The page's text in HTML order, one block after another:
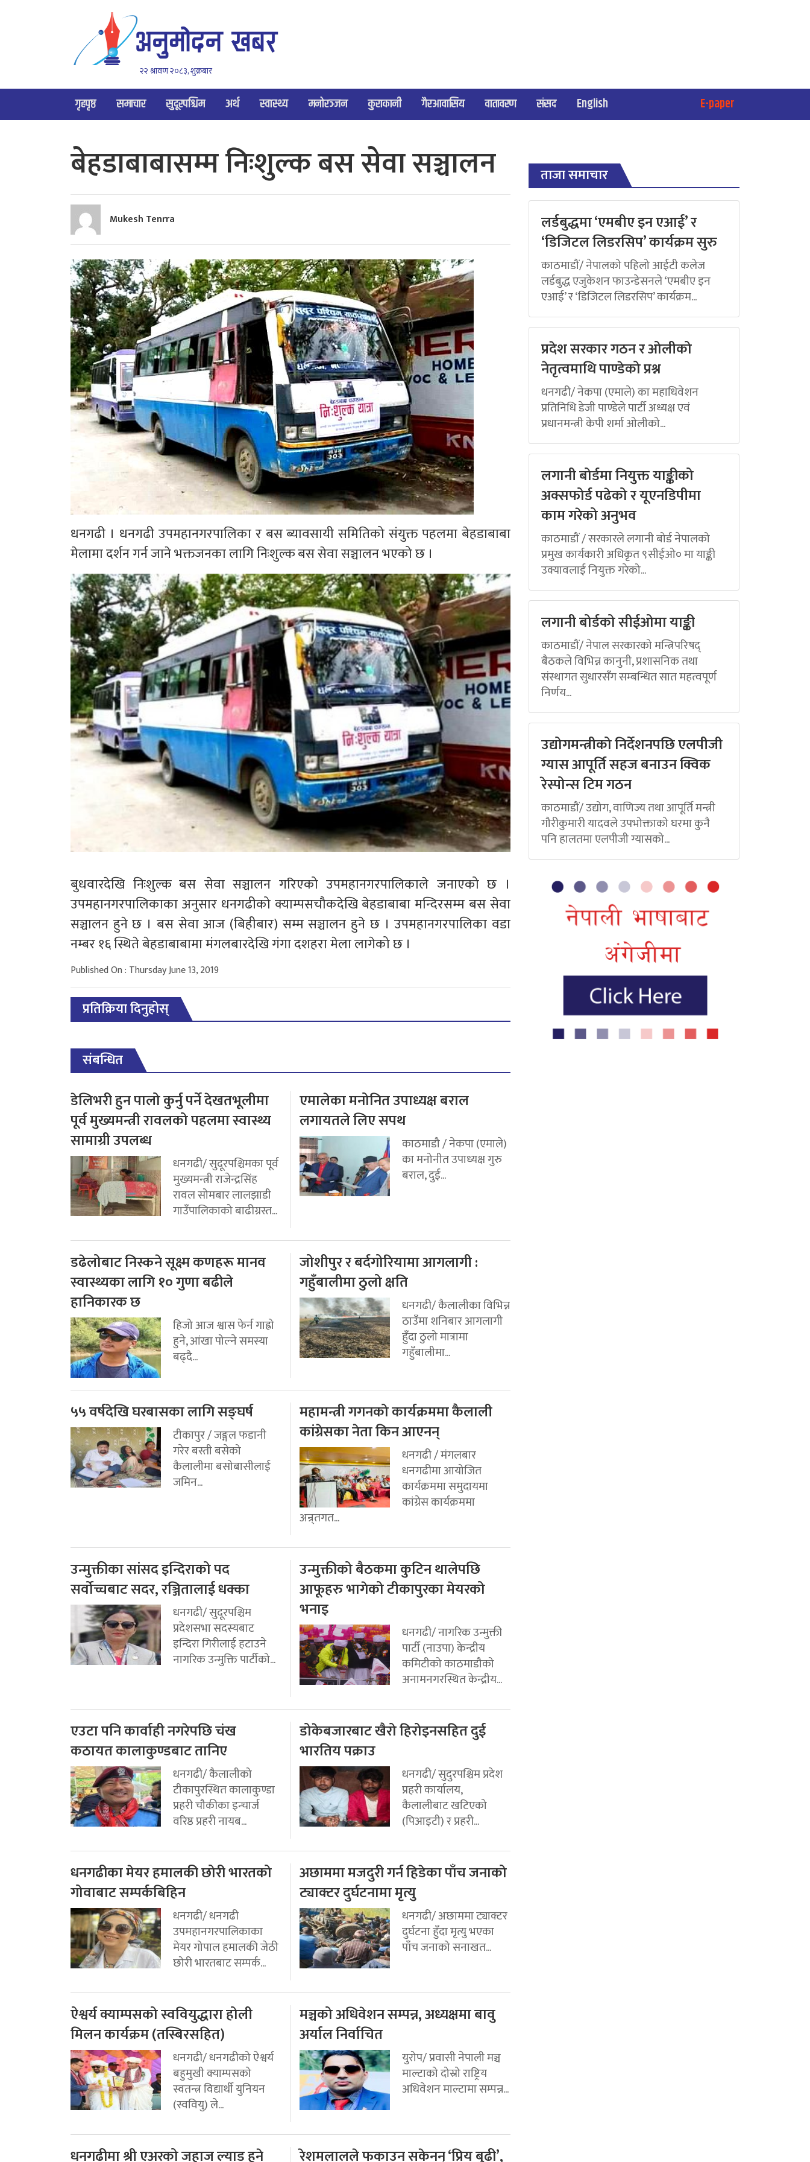
२२ श्रावण २०८३, शुक्रबार
गृहपृष्ठ समाचार सुदूरपश्चिम अर्थ स्वास्थ्य मनोरञ्जन कुराकानी गैरआवासिय वातावरण संसद English E-paper
बेहडाबाबासम्म निःशुल्क बस सेवा सञ्चालन
Mukesh Tenrra
धनगढी । धनगढी उपमहानगरपालिका र बस ब्यावसायी समितिको संयुक्त पहलमा बेहडाबाबा
मेलामा दर्शन गर्न जाने भक्तजनका लागि निःशुल्क बस सेवा सञ्चालन भएको छ ।
बुधवारदेखि निःशुल्क बस सेवा सञ्चालन गरिएको उपमहानगरपालिकाले जनाएको छ ।
उपमहानगरपालिकाका अनुसार धनगढीको क्याम्पसचौकदेखि बेहडाबाबा मन्दिरसम्म बस सेवा
सञ्चालन हुने छ । बस सेवा आज (बिहीबार) सम्म सञ्चालन हुने छ । उपमहानगरपालिका वडा
नम्बर १६ स्थिते बेहडाबाबामा मंगलबारदेखि गंगा दशहरा मेला लागेको छ ।
Published On : Thursday June 13, 2019
प्रतिक्रिया दिनुहोस्
संबन्धित
डेलिभरी हुन पालो कुर्नु पर्ने देखतभूलीमा
पूर्व मुख्यमन्त्री रावलको पहलमा स्वास्थ्य
सामाग्री उपलब्ध
धनगढी/ सुदूरपश्चिमका पूर्व
मुख्यमन्त्री राजेन्द्रसिंह
रावल सोमबार लालझाडी
गाउँपालिकाको बाढीग्रस्त...
एमालेका मनोनित उपाध्यक्ष बराल
लगायतले लिए सपथ
काठमाडौ / नेकपा (एमाले)
का मनोनीत उपाध्यक्ष गुरु
बराल, दुई...
डढेलोबाट निस्कने सूक्ष्म कणहरू मानव
स्वास्थ्यका लागि १० गुणा बढीले
हानिकारक छ
हिजो आज श्वास फेर्न गाह्रो
हुने, आंखा पोल्ने समस्या
बढ्दै...
जोशीपुर र बर्दगोरियामा आगलागी :
गहुँबालीमा ठुलो क्षति
धनगढी/ कैलालीका विभिन्न
ठाउँमा शनिबार आगलागी
हुँदा ठुलो मात्रामा
गहुँबालीमा...
५५ वर्षदेखि घरबासका लागि सङ्घर्ष
टीकापुर / जङ्गल फडानी
गरेर बस्ती बसेको
कैलालीमा बसोबासीलाई
जमिन...
महामन्त्री गगनको कार्यक्रममा कैलाली
कांग्रेसका नेता किन आएनन्
धनगढी / मंगलबार
धनगढीमा आयोजित
कार्यक्रममा समुदायमा
कांग्रेस कार्यक्रममा
अन्र्तगत...
उन्मुक्तीका सांसद इन्दिराको पद
सर्वोच्चबाट सदर, रञ्जितालाई धक्का
धनगढी/ सुदूरपश्चिम
प्रदेशसभा सदस्यबाट
इन्दिरा गिरीलाई हटाउने
नागरिक उन्मुक्ति पार्टीको...
उन्मुक्तीको बैठकमा कुटिन थालेपछि
आफूहरु भागेको टीकापुरका मेयरको
भनाइ
धनगढी/ नागरिक उन्मुक्ती
पार्टी (नाउपा) केन्द्रीय
कमिटीको काठमाडौको
अनामनगरस्थित केन्द्रीय...
एउटा पनि कार्वाही नगरेपछि चंख
कठायत कालाकुण्डबाट तानिए
धनगढी/ कैलालीको
टीकापुरस्थित कालाकुण्डा
प्रहरी चौकीका इन्चार्ज
वरिष्ठ प्रहरी नायब...
डोकेबजारबाट खैरो हिरोइनसहित दुई
भारतिय पक्राउ
धनगढी/ सुदुरपश्चिम प्रदेश
प्रहरी कार्यालय,
कैलालीबाट खटिएको
(पिआइटी) र प्रहरी...
धनगढीका मेयर हमालकी छोरी भारतको
गोवाबाट सम्पर्कबिहिन
धनगढी/ धनगढी
उपमहानगरपालिकाका
मेयर गोपाल हमालकी जेठी
छोरी भारतबाट सम्पर्क...
अछाममा मजदुरी गर्न हिडेका पाँच जनाको
ट्याक्टर दुर्घटनामा मृत्यु
धनगढी/ अछाममा ट्याक्टर
दुर्घटना हुँदा मृत्यु भएका
पाँच जनाको सनाखत...
ऐश्वर्य क्याम्पसको स्ववियुद्धारा होली
मिलन कार्यक्रम (तस्बिरसहित)
धनगढी/ धनगढीको ऐश्वर्य
बहुमुखी क्याम्पसको
स्वतन्त्र विद्यार्थी युनियन
(स्ववियु) ले...
मञ्चको अधिवेशन सम्पन्न, अध्यक्षमा बावु
अर्याल निर्वाचित
युरोप/ प्रवासी नेपाली मञ्च
माल्टाको दोस्रो राष्ट्रिय
अधिवेशन माल्टामा सम्पन्न...
धनगढीमा श्री एअरको जहाज ल्याड हुने रेशमलालले फकाउन सकेनन् ‘प्रिय बुढी’,
ताजा समाचार
लर्डबुद्धमा ‘एमबीए इन एआई’ र
‘डिजिटल लिडरसिप’ कार्यक्रम सुरु
काठमाडौं/ नेपालको पहिलो आईटी कलेज
लर्डबुद्ध एजुकेशन फाउन्डेसनले ‘एमबीए इन
एआई’ र ‘डिजिटल लिडरसिप’ कार्यक्रम...
प्रदेश सरकार गठन र ओलीको
नेतृत्वमाथि पाण्डेको प्रश्न
धनगढी/ नेकपा (एमाले) का महाधिवेशन
प्रतिनिधि डेजी पाण्डेले पार्टी अध्यक्ष एवं
प्रधानमन्त्री केपी शर्मा ओलीको...
लगानी बोर्डमा नियुक्त याङ्कीको
अक्सफोर्ड पढेको र यूएनडिपीमा
काम गरेको अनुभव
काठमाडौं / सरकारले लगानी बोर्ड नेपालको
प्रमुख कार्यकारी अधिकृत ९सीईओ० मा याङ्की
उक्यावलाई नियुक्त गरेको...
लगानी बोर्डको सीईओमा याङ्की
काठमाडौं/ नेपाल सरकारको मन्त्रिपरिषद्
बैठकले विभिन्न कानुनी, प्रशासनिक तथा
संस्थागत सुधारसँग सम्बन्धित सात महत्वपूर्ण
निर्णय...
उद्योगमन्त्रीको निर्देशनपछि एलपीजी
ग्यास आपूर्ति सहज बनाउन क्विक
रेस्पोन्स टिम गठन
काठमाडौं/ उद्योग, वाणिज्य तथा आपूर्ति मन्त्री
गौरीकुमारी यादवले उपभोक्ताको घरमा कुनै
पनि हालतमा एलपीजी ग्यासको...